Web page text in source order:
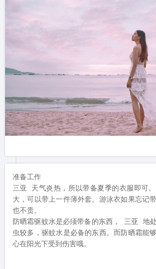
准备工作
三亚 天气炎热，所以带备夏季的衣服即可
大，可以带上一件薄外套。游泳衣如果忘记
也不贵。
防晒霜驱蚊水是必须带备的东西， 三亚 地
虫较多，驱蚊水是必备的东西。而防晒霜能
心在阳光下受到伤害哦。